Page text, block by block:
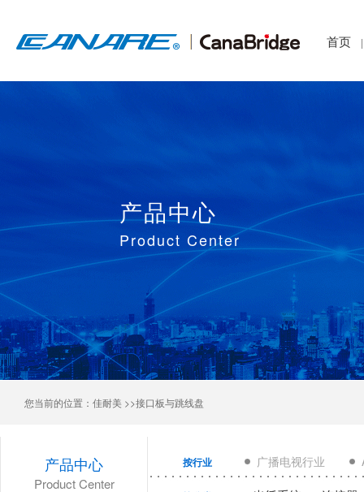
首页 |
产品中心
Product Center
您当前的位置： 佳耐美 >>接口板与跳线盘
产品中心
Product Center
按行业 广播电视行业